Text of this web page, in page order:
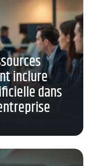
inclure
dans